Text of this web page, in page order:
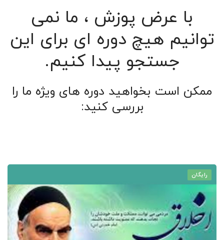
با عرض پوزش ، ما نمی
توانیم هیچ دوره ای برای این
جستجو پیدا کنیم.
ممکن است بخواهید دوره های ویژه ما را
بررسی کنید:
رایگان